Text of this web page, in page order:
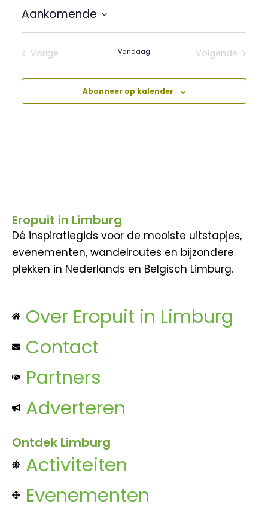
Aankomende
datum.
Vorige
Vandaag
Volgende
Abonneer op kalender
Eropuit in Limburg
Dé inspiratiegids voor de mooiste uitstapjes,
evenementen, wandelroutes en bijzondere
plekken in Nederlands en Belgisch Limburg.
Over Eropuit in Limburg
Contact
Partners
Adverteren
Ontdek Limburg
Activiteiten
Evenementen